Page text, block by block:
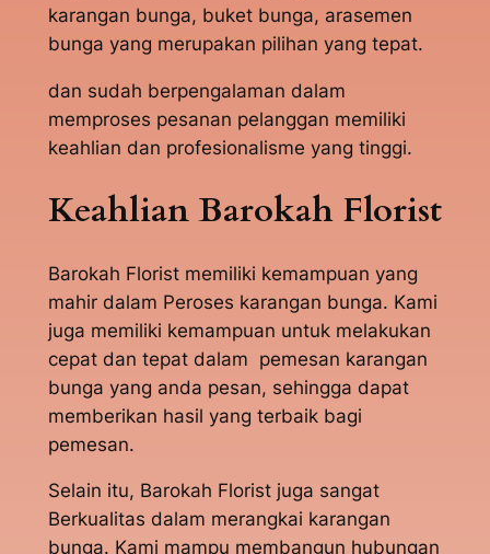
karangan bunga, buket bunga, arasemen
bunga yang merupakan pilihan yang tepat.
dan sudah berpengalaman dalam
memproses pesanan pelanggan memiliki
keahlian dan profesionalisme yang tinggi.
Keahlian Barokah Florist
Barokah Florist memiliki kemampuan yang
mahir dalam Peroses karangan bunga. Kami
juga memiliki kemampuan untuk melakukan
cepat dan tepat dalam pemesan karangan
bunga yang anda pesan, sehingga dapat
memberikan hasil yang terbaik bagi
pemesan.
Selain itu, Barokah Florist juga sangat
Berkualitas dalam merangkai karangan
bunga. Kami mampu membangun hubungan